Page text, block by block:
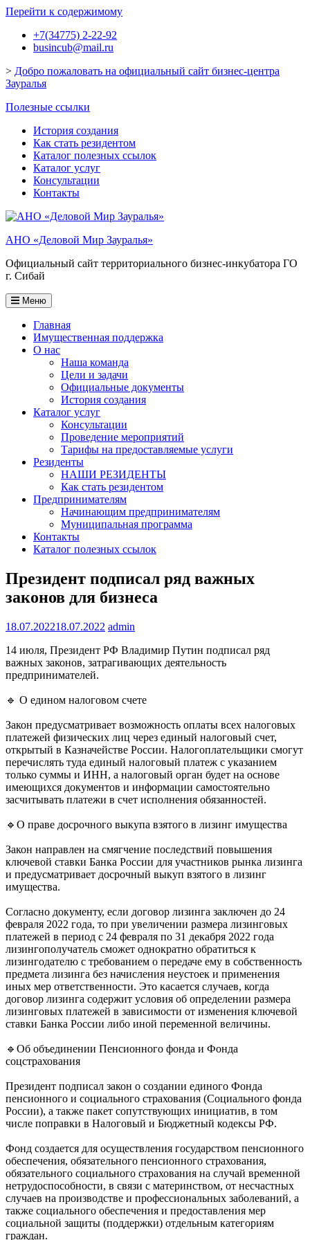
Перейти к содержимому
+7(34775) 2-22-92
busincub@mail.ru
> Добро пожаловать на официальный сайт бизнес-центра
Зауралья
Полезные ссылки
История создания
Как стать резидентом
Каталог полезных ссылок
Каталог услуг
Консультации
Контакты
АНО «Деловой Мир Зауралья»
Официальный сайт территориального бизнес-инкубатора ГО
г. Сибай
Меню
Главная
Имущественная поддержка
О нас
Наша команда
Цели и задачи
Официальные документы
История создания
Каталог услуг
Консультации
Проведение мероприятий
Тарифы на предоставляемые услуги
Резиденты
НАШИ РЕЗИДЕНТЫ
Как стать резидентом
Предпринимателям
Начинающим предпринимателям
Муниципальная программа
Контакты
Каталог полезных ссылок
Президент подписал ряд важных
законов для бизнеса
18.07.202218.07.2022 admin
14 июля, Президент РФ Владимир Путин подписал ряд
важных законов, затрагивающих деятельность
предпринимателей.
🔹 О едином налоговом счете
Закон предусматривает возможность оплаты всех налоговых
платежей физических лиц через единый налоговый счет,
открытый в Казначействе России. Налогоплательщики смогут
перечислять туда единый налоговый платеж с указанием
только суммы и ИНН, а налоговый орган будет на основе
имеющихся документов и информации самостоятельно
засчитывать платежи в счет исполнения обязанностей.
🔹О праве досрочного выкупа взятого в лизинг имущества
Закон направлен на смягчение последствий повышения
ключевой ставки Банка России для участников рынка лизинга
и предусматривает досрочный выкуп взятого в лизинг
имущества.
Согласно документу, если договор лизинга заключен до 24
февраля 2022 года, то при увеличении размера лизинговых
платежей в период с 24 февраля по 31 декабря 2022 года
лизингополучатель сможет однократно обратиться к
лизингодателю с требованием о передаче ему в собственность
предмета лизинга без начисления неустоек и применения
иных мер ответственности. Это касается случаев, когда
договор лизинга содержит условия об определении размера
лизинговых платежей в зависимости от изменения ключевой
ставки Банка России либо иной переменной величины.
🔹Об объединении Пенсионного фонда и Фонда
соцстрахования
Президент подписал закон о создании единого Фонда
пенсионного и социального страхования (Социального фонда
России), а также пакет сопутствующих инициатив, в том
числе поправки в Налоговый и Бюджетный кодексы РФ.
Фонд создается для осуществления государством пенсионного
обеспечения, обязательного пенсионного страхования,
обязательного социального страхования на случай временной
нетрудоспособности, в связи с материнством, от несчастных
случаев на производстве и профессиональных заболеваний, а
также социального обеспечения и предоставления мер
социальной защиты (поддержки) отдельным категориям
граждан.